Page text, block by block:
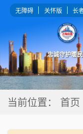
无障碍 关怀版 长
忠诚守护暖
当前位置： 首页